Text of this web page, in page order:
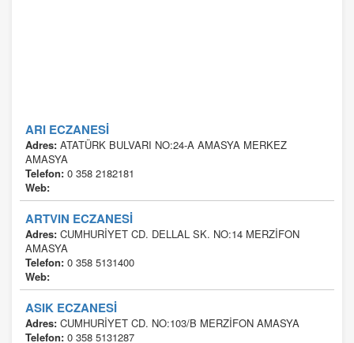
ARI ECZANESİ
Adres: ATATÜRK BULVARI NO:24-A AMASYA MERKEZ
AMASYA
Telefon: 0 358 2182181
Web:
ARTVIN ECZANESİ
Adres: CUMHURİYET CD. DELLAL SK. NO:14 MERZİFON
AMASYA
Telefon: 0 358 5131400
Web:
ASIK ECZANESİ
Adres: CUMHURİYET CD. NO:103/B MERZİFON AMASYA
Telefon: 0 358 5131287